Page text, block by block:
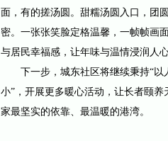
面，有的搓汤圆。甜糯汤圆入口，团
密。一张张笑脸定格温馨，一帧帧画
与居民幸福感，让年味与温情浸润人心
下一步，城东社区将继续秉持“以
小”，开展更多暖心活动，让长者颐
家最坚实的依靠、最温暖的港湾。